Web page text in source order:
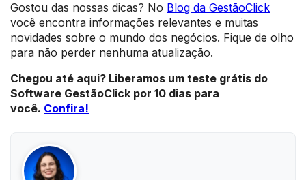
Gostou das nossas dicas? No Blog da GestãoClick
você encontra informações relevantes e muitas
novidades sobre o mundo dos negócios. Fique de olho
para não perder nenhuma atualização.
Chegou até aqui? Liberamos um teste grátis do
Software GestãoClick por 10 dias para
você. Confira!